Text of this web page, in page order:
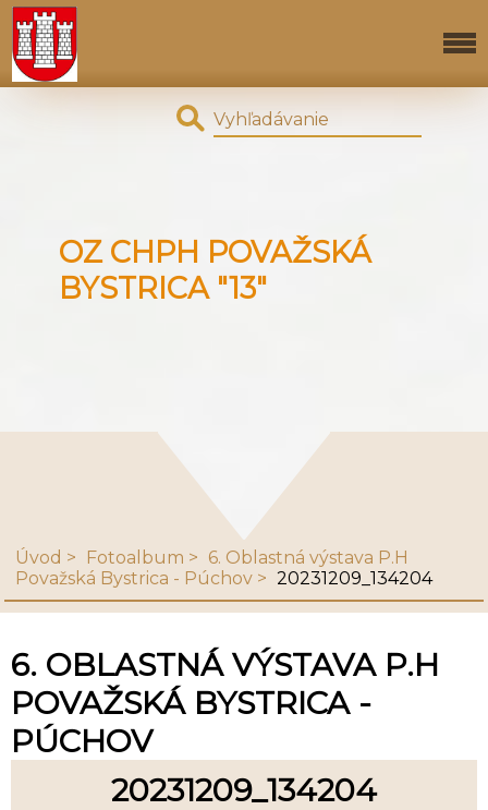
OZ CHPH POVAŽSKÁ
BYSTRICA "13"
Úvod Fotoalbum
6. Oblastná výstava P.H
Považská Bystrica - Púchov
20231209_134204
6. OBLASTNÁ VÝSTAVA P.H
POVAŽSKÁ BYSTRICA -
PÚCHOV
20231209_134204